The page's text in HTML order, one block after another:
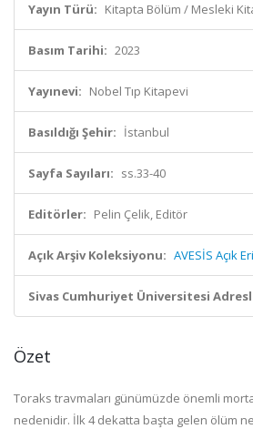
Yayın Türü: Kitapta Bölüm / Mesleki
Basım Tarihi: 2023
Yayınevi: Nobel Tıp Kitapevi
Basıldığı Şehir: İstanbul
Sayfa Sayıları: ss.33-40
Editörler: Pelin Çelik, Editör
Açık Arşiv Koleksiyonu: AVESİS Açık
Sivas Cumhuriyet Üniversitesi
Özet
Toraks travmaları günümüzde önemli
nedenidir. İlk 4 dekatta başta gelen ölüm